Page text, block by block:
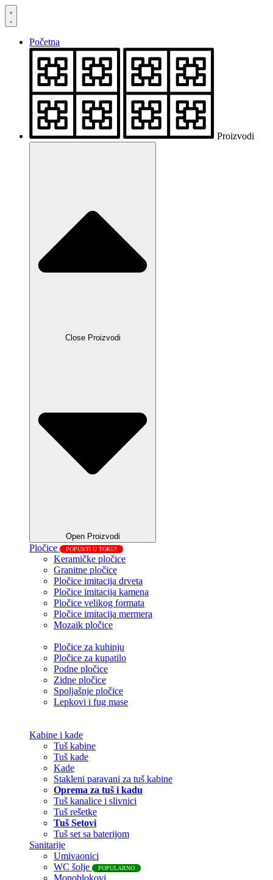
Skočite
na
Početna
Proizvodi
Close Proizvodi
Open Proizvodi
Pločice POPUSTI U TOKU!
Keramičke pločice
Granitne pločice
Pločice imitacija drveta
Pločice imitacija kamena
Pločice velikog formata
Pločice imitacija mermera
Mozaik pločice
Pločice za kuhinju
Pločice za kupatilo
Podne pločice
Zidne pločice
Spoljašnje pločice
Lepkovi i fug mase
Kabine i kade
Tuš kabine
Tuš kade
Kade
Stakleni paravani za tuš kabine
Oprema za tuš i kadu
Tuš kanalice i slivnici
Tuš rešetke
Tuš Setovi
Tuš set sa baterijom
Sanitarije
Umivaonici
WC šolje
POPULARNO